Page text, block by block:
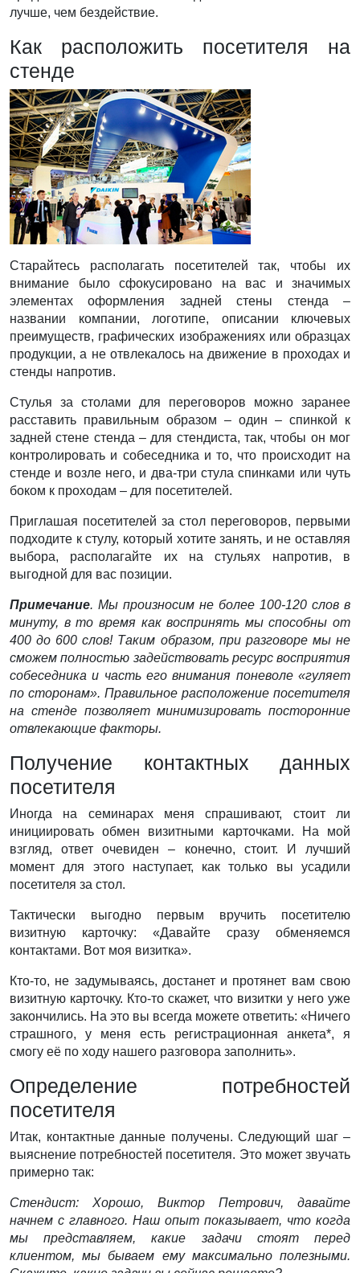
лучше, чем бездействие.
Как расположить посетителя на
стенде
Старайтесь располагать посетителей так, чтобы их
внимание было сфокусировано на вас и значимых
элементах оформления задней стены стенда –
названии компании, логотипе, описании ключевых
преимуществ, графических изображениях или образцах
продукции, а не отвлекалось на движение в проходах и
стенды напротив.
Стулья за столами для переговоров можно заранее
расставить правильным образом – один – спинкой к
задней стене стенда – для стендиста, так, чтобы он мог
контролировать и собеседника и то, что происходит на
стенде и возле него, и два-три стула спинками или чуть
боком к проходам – для посетителей.
Приглашая посетителей за стол переговоров, первыми
подходите к стулу, который хотите занять, и не оставляя
выбора, располагайте их на стульях напротив, в
выгодной для вас позиции.
Примечание. Мы произносим не более 100-120 слов в
минуту, в то время как воспринять мы способны от
400 до 600 слов! Таким образом, при разговоре мы не
сможем полностью задействовать ресурс восприятия
собеседника и часть его внимания поневоле «гуляет
по сторонам». Правильное расположение посетителя
на стенде позволяет минимизировать посторонние
отвлекающие факторы.
Получение контактных данных
посетителя
Иногда на семинарах меня спрашивают, стоит ли
инициировать обмен визитными карточками. На мой
взгляд, ответ очевиден – конечно, стоит. И лучший
момент для этого наступает, как только вы усадили
посетителя за стол.
Тактически выгодно первым вручить посетителю
визитную карточку: «Давайте сразу обменяемся
контактами. Вот моя визитка».
Кто-то, не задумываясь, достанет и протянет вам свою
визитную карточку. Кто-то скажет, что визитки у него уже
закончились. На это вы всегда можете ответить: «Ничего
страшного, у меня есть регистрационная анкета*, я
смогу её по ходу нашего разговора заполнить».
Определение потребностей
посетителя
Итак, контактные данные получены. Следующий шаг –
выяснение потребностей посетителя. Это может звучать
примерно так:
Стендист: Хорошо, Виктор Петрович, давайте
начнем с главного. Наш опыт показывает, что когда
мы представляем, какие задачи стоят перед
клиентом, мы бываем ему максимально полезными.